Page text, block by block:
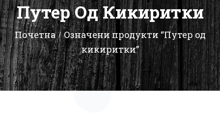
Путер Од Кикиритки
Почетна
Означени продукти “Путер од
кикиритки”